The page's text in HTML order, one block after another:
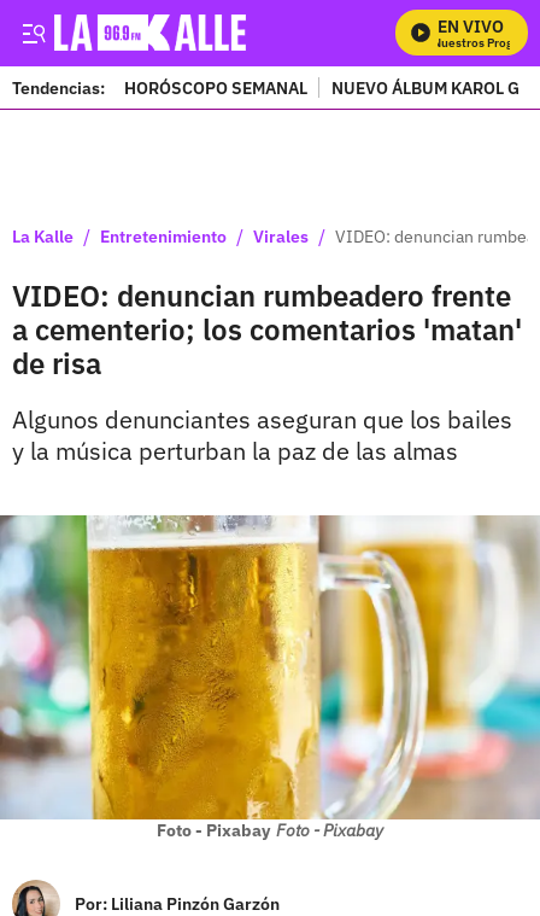
EN VIVO
Mira Todos Nuestros Programas
Tendencias: HORÓSCOPO SEMANAL NUEVO ÁLBUM KAROL G
La Kalle / Entretenimiento / Virales / VIDEO: denuncian
VIDEO: denuncian rumbeadero frente
a cementerio; los comentarios 'matan'
de risa
Algunos denunciantes aseguran que los bailes
y la música perturban la paz de las almas
Foto - Pixabay Foto - Pixabay
Por: Liliana Pinzón Garzón